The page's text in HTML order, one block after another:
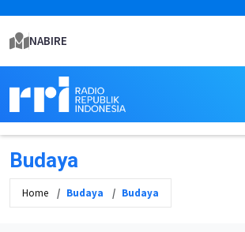
NABIRE
Budaya
Home Budaya Budaya